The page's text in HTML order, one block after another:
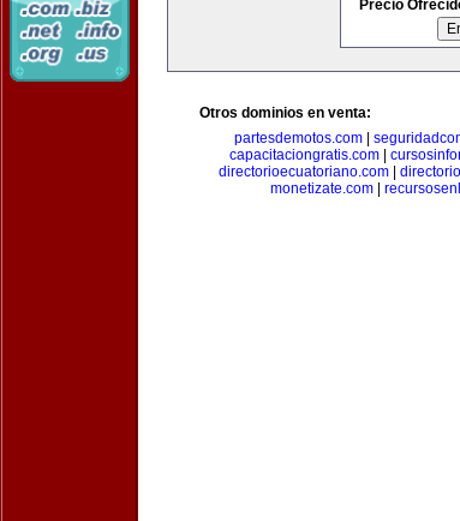
Precio
Otros dominios en venta:
partesdemotos.com|
capacitaciongratis.com|
directorioecuatoriano.com
monetizate.com